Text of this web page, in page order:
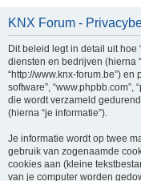
KNX Forum -
Dit beleid legt in detail uit hoe
diensten en bedrijven (hierna
“http://www.knx-forum.be”) en
software”, “www.phpbb.com”,
die wordt verzameld
(hierna “je informatie”).
Je informatie wordt op twee
gebruik van zogenaamde
cookies aan (kleine
van je computer worden